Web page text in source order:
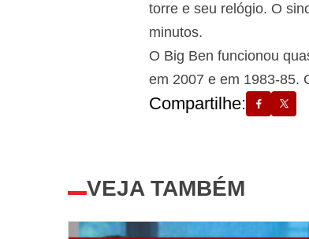
torre e seu relógio. O
minutos.
O Big Ben funcionou
em 2007 e em 1983-85.
Compartilhe:
VEJA TAMBÉM